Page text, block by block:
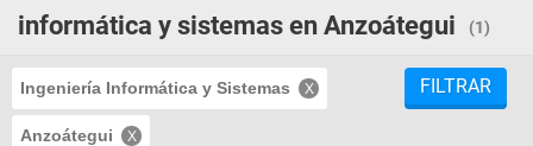
informática y sistemas en Anzoátegui
(1)
Ingeniería Informática y Sistemas
Anzoátegui
FILTRAR